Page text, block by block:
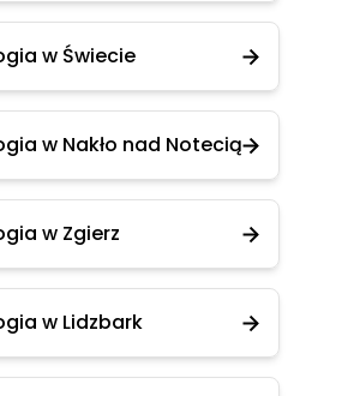
w Świecie
w Nakło nad Notecią
w Zgierz
w Lidzbark